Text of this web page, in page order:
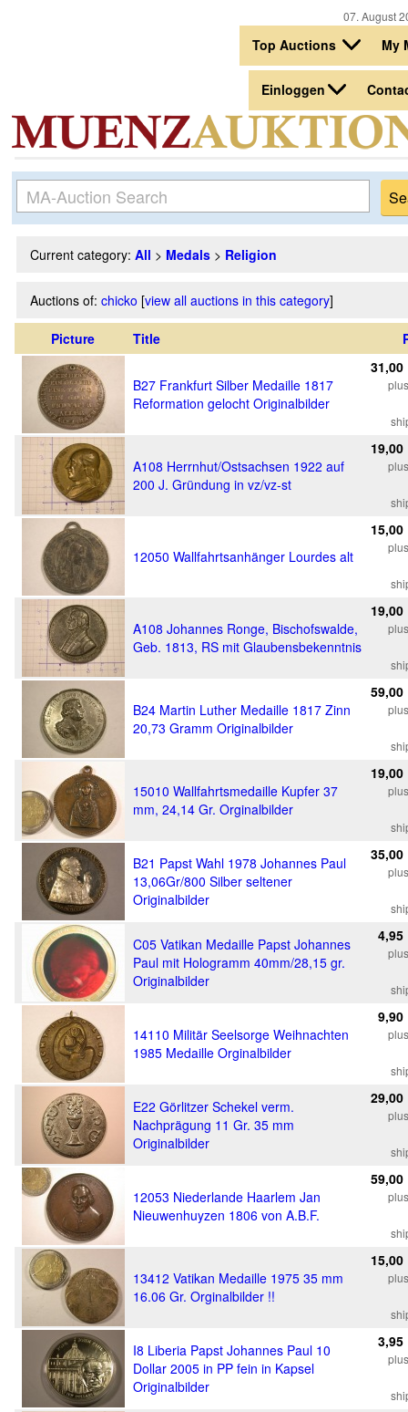
07. August
Top Auctions My
Einloggen
Current category: All > Medals > Religion
Auctions of: chicko [view all auctions in this category]
Picture Title
B27 Frankfurt Silber Medaille 1817
Reformation gelocht Originalbilder
31,00
A108 Herrnhut/Ostsachsen 1922 auf
200 J. Gründung in vz/vz-st
19,00
12050 Wallfahrtsanhänger Lourdes alt
15,00
A108 Johannes Ronge, Bischofswalde,
Geb. 1813, RS mit Glaubensbekenntnis
19,00
B24 Martin Luther Medaille 1817 Zinn
20,73 Gramm Originalbilder
59,00
15010 Wallfahrtsmedaille Kupfer 37
mm, 24,14 Gr. Orginalbilder
19,00
B21 Papst Wahl 1978 Johannes Paul
13,06Gr/800 Silber seltener
Originalbilder
35,00
C05 Vatikan Medaille Papst Johannes
Paul mit Hologramm 40mm/28,15 gr.
Originalbilder
4,95
14110 Militär Seelsorge Weihnachten
1985 Medaille Orginalbilder
9,90
E22 Görlitzer Schekel verm.
Nachprägung 11 Gr. 35 mm
Originalbilder
29,00
12053 Niederlande Haarlem Jan
Nieuwenhuyzen 1806 von A.B.F.
59,00
13412 Vatikan Medaille 1975 35 mm
16.06 Gr. Orginalbilder !!
15,00
I8 Liberia Papst Johannes Paul 10
Dollar 2005 in PP fein in Kapsel
Originalbilder
3,95